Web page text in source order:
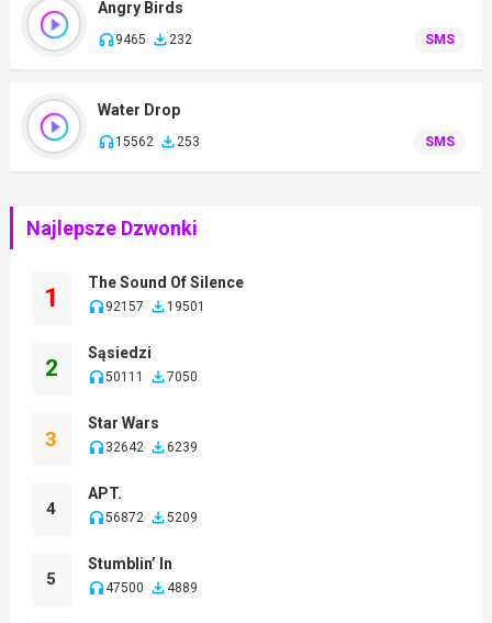
Angry Birds
9465 232 SMS
Water Drop
15562 253 SMS
Najlepsze Dzwonki
1
The Sound Of Silence
92157 19501
2
Sąsiedzi
50111 7050
3
Star Wars
32642 6239
4
APT.
56872 5209
5
Stumblin’ In
47500 4889